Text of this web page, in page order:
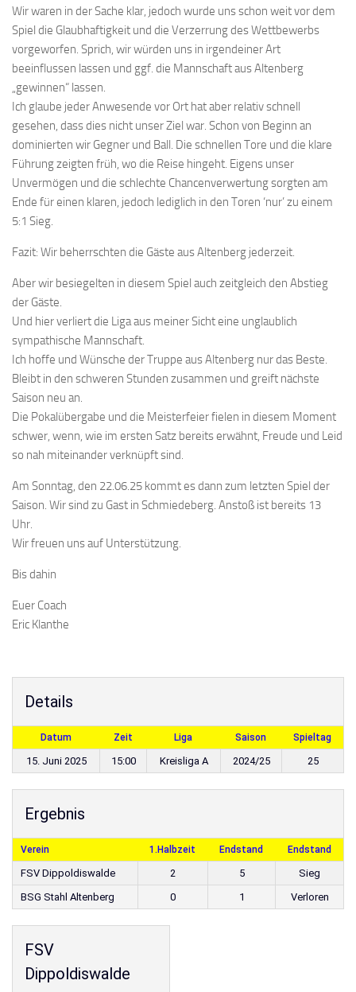
Wir waren in der Sache klar, jedoch wurde uns schon weit vor dem
Spiel die Glaubhaftigkeit und die Verzerrung des Wettbewerbs
vorgeworfen. Sprich, wir würden uns in irgendeiner Art
beeinflussen lassen und ggf. die Mannschaft aus Altenberg
„gewinnen“ lassen.
Ich glaube jeder Anwesende vor Ort hat aber relativ schnell
gesehen, dass dies nicht unser Ziel war. Schon von Beginn an
dominierten wir Gegner und Ball. Die schnellen Tore und die klare
Führung zeigten früh, wo die Reise hingeht. Eigens unser
Unvermögen und die schlechte Chancenverwertung sorgten am
Ende für einen klaren, jedoch lediglich in den Toren ‘nur’ zu einem
5:1 Sieg.
Fazit: Wir beherrschten die Gäste aus Altenberg jederzeit.
Aber wir besiegelten in diesem Spiel auch zeitgleich den Abstieg
der Gäste.
Und hier verliert die Liga aus meiner Sicht eine unglaublich
sympathische Mannschaft.
Ich hoffe und Wünsche der Truppe aus Altenberg nur das Beste.
Bleibt in den schweren Stunden zusammen und greift nächste
Saison neu an.
Die Pokalübergabe und die Meisterfeier fielen in diesem Moment
schwer, wenn, wie im ersten Satz bereits erwähnt, Freude und Leid
so nah miteinander verknüpft sind.
Am Sonntag, den 22.06.25 kommt es dann zum letzten Spiel der
Saison. Wir sind zu Gast in Schmiedeberg. Anstoß ist bereits 13
Uhr.
Wir freuen uns auf Unterstützung.
Bis dahin
Euer Coach
Eric Klanthe
Details
Datum Zeit Liga Saison Spieltag
15. Juni 2025 15:00 Kreisliga A 2024/25 25
Ergebnis
Verein 1.Halbzeit Endstand Endstand
FSV Dippoldiswalde 2 5
Sieg
BSG Stahl Altenberg
0 1 Verloren
FSV
Dippoldiswalde